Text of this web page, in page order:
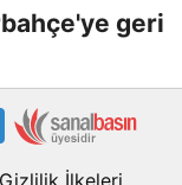
geri
Gizlilik İlkeleri